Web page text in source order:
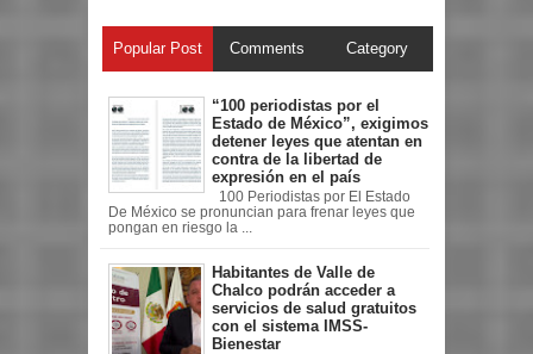
Popular Post Comments Category
“100 periodistas por el
Estado de México”, exigimos
detener leyes que atentan en
contra de la libertad de
expresión en el país
100 Periodistas por El Estado
De México se pronuncian para frenar leyes que
pongan en riesgo la ...
Habitantes de Valle de
Chalco podrán acceder a
servicios de salud gratuitos
con el sistema IMSS-
Bienestar